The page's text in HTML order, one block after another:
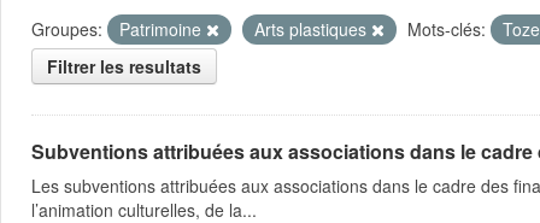
Groupes: Patrimoine Arts plastiques Mots-clés:
Filtrer les resultats
Subventions attribuées aux associations dans le
Les subventions attribuées aux associations dans le cadre des
l’animation culturelles, de la...